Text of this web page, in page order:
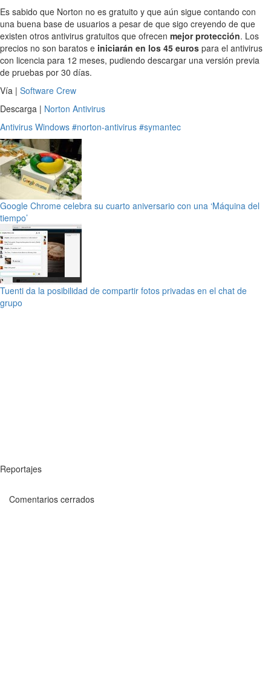
Es sabido que Norton no es gratuito y que aún sigue contando con
una buena base de usuarios a pesar de que sigo creyendo de que
existen otros antivirus gratuitos que ofrecen mejor protección. Los
precios no son baratos e iniciarán en los 45 euros para el antivirus
con licencia para 12 meses, pudiendo descargar una versión previa
de pruebas por 30 días.
Vía | Software Crew
Descarga | Norton Antivirus
Antivirus Windows #norton-antivirus #symantec
Google Chrome celebra su cuarto aniversario con una ‘Máquina del
tiempo’
Tuenti da la posibilidad de compartir fotos privadas en el chat de
grupo
Reportajes
Comentarios cerrados